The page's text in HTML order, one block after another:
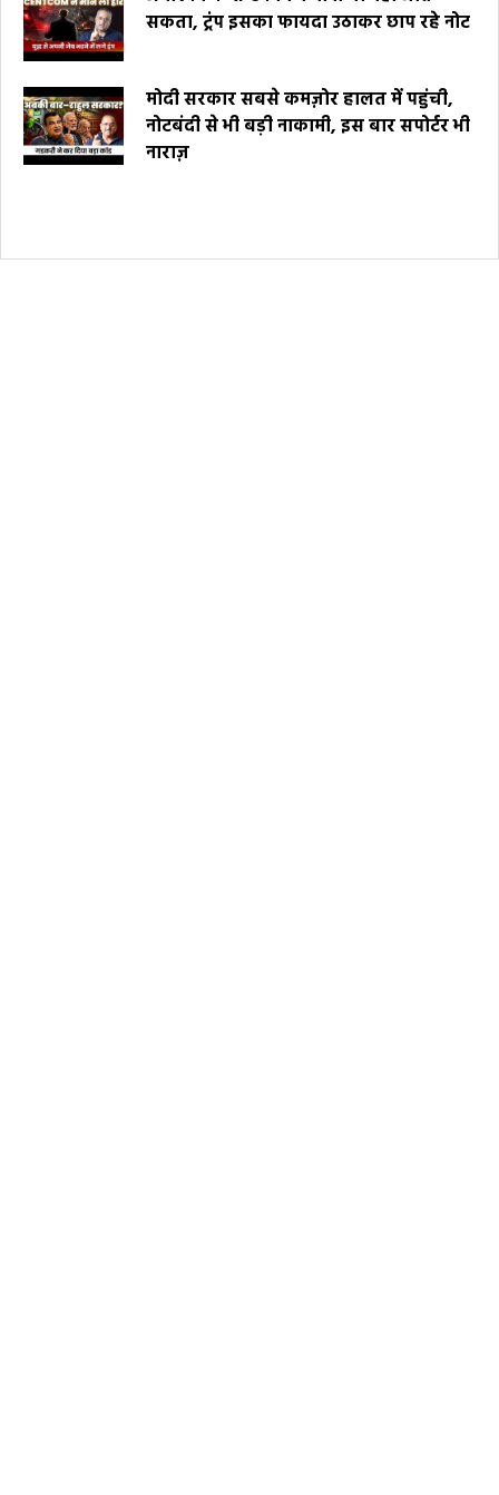
सकता, ट्रंप इसका फायदा उठाकर छाप रहे नोट
मोदी सरकार सबसे कमज़ोर हालत में पहुंची,
नोटबंदी से भी बड़ी नाकामी, इस बार सपोर्टर भी
नाराज़